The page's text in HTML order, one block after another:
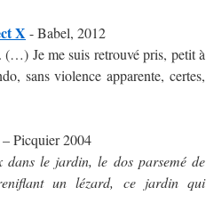
X - Babel, 2012
Je me suis retrouvé pris, petit à
sans violence apparente, certes,
– Picquier 2004
le jardin, le dos parsemé de
un lézard, ce jardin qui